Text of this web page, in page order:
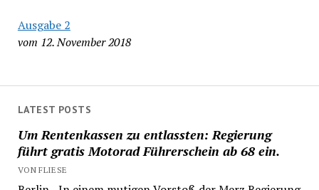
Ausgabe 2
vom 12. November 2018
LATEST POSTS
Um Rentenkassen zu entlassten: Regierung
führt gratis Motorad Führerschein ab 68 ein.
VON FLIESE